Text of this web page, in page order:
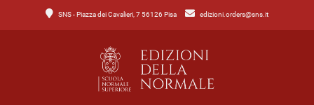
SNS - Piazza dei Cavalieri, 7 56126 Pisa edizioni.orders@sns.it
MenuCatalogo